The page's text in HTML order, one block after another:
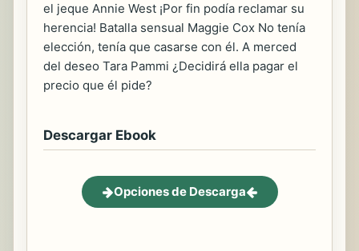
el jeque Annie West ¡Por fin podía reclamar su
herencia! Batalla sensual Maggie Cox No tenía
elección, tenía que casarse con él. A merced
del deseo Tara Pammi ¿Decidirá ella pagar el
precio que él pide?
Descargar Ebook
Opciones de Descarga